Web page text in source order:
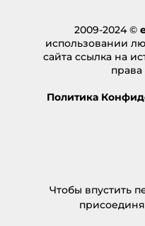
2009-2024 ©
использовании
сайта ссылка на
Политика
Чтобы впустить